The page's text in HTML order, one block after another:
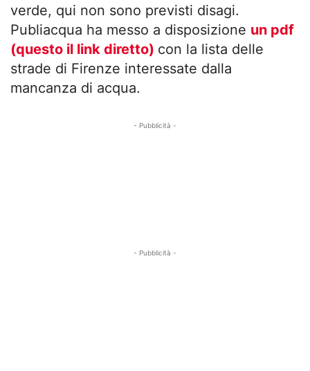
verde, qui non sono previsti disagi.
Publiacqua ha messo a disposizione un pdf
(questo il link diretto) con la lista delle
strade di Firenze interessate dalla
mancanza di acqua.
- Pubblicità -
- Pubblicità -